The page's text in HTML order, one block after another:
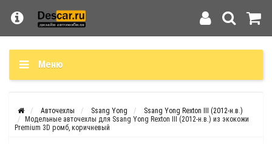
Меню
Авточехлы Ssang Yong
Ssang Yong Rexton III (2012-н.в.)
Модельные авточехлы для Ssang Yong Rexton III (2012-н.в.) из экокожи
Premium 3D ромб, коричневый